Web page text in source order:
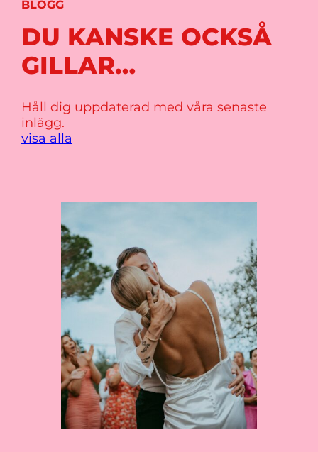
BLOGG
DU KANSKE OCKSÅ
GILLAR…
Håll dig uppdaterad med våra senaste
inlägg.
visa alla